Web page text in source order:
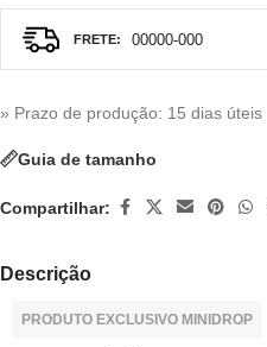
» Prazo de produção: 15 dias úteis
Guia de tamanho
Compartilhar:
Descrição
PRODUTO EXCLUSIVO MINIDROP